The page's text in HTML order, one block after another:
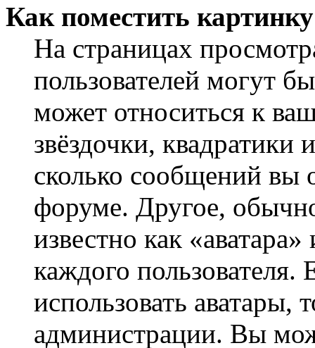
Как поместить
На страницах
пользователей могут
может относиться к
звёздочки,
сколько сообщений вы
форуме. Другое,
известно как
каждого
использовать аватары,
администрации. Вы